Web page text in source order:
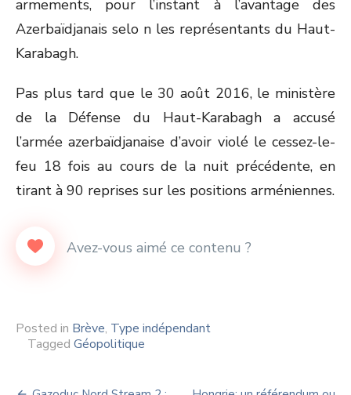
armements, pour l’instant à l’avantage des
Azerbaïdjanais selo n les représentants du Haut-
Karabagh.
Pas plus tard que le 30 août 2016, le ministère
de la Défense du Haut-Karabagh a accusé
l’armée azerbaïdjanaise d’avoir violé le cessez-le-
feu 18 fois au cours de la nuit précédente, en
tirant à 90 reprises sur les positions arméniennes.
Posted in Brève, Type indépendant
Tagged Géopolitique